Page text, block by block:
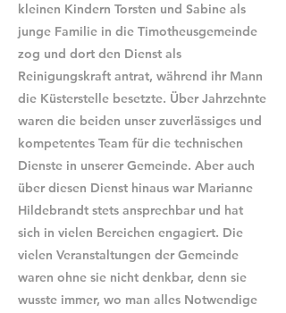
kleinen Kindern Torsten und Sabine als
junge Familie in die Timotheusgemeinde
zog und dort den Dienst als
Reinigungskraft antrat, während ihr Mann
die Küsterstelle besetzte. Über Jahrzehnte
waren die beiden unser zuverlässiges und
kompetentes Team für die technischen
Dienste in unserer Gemeinde. Aber auch
über diesen Dienst hinaus war Marianne
Hildebrandt stets ansprechbar und hat
sich in vielen Bereichen engagiert. Die
vielen Veranstaltungen der Gemeinde
waren ohne sie nicht denkbar, denn sie
wusste immer, wo man alles Notwendige